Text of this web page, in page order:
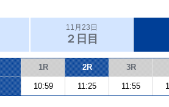
11月23日
２日目
1R 2R 3R
10:59 11:25 11:55